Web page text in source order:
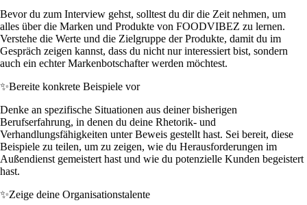
Bevor du zum Interview gehst, solltest du dir die Zeit nehmen, um
alles über die Marken und Produkte von FOODVIBEZ zu lernen.
Verstehe die Werte und die Zielgruppe der Produkte, damit du im
Gespräch zeigen kannst, dass du nicht nur interessiert bist, sondern
auch ein echter Markenbotschafter werden möchtest.
✨Bereite konkrete Beispiele vor
Denke an spezifische Situationen aus deiner bisherigen
Berufserfahrung, in denen du deine Rhetorik- und
Verhandlungsfähigkeiten unter Beweis gestellt hast. Sei bereit, diese
Beispiele zu teilen, um zu zeigen, wie du Herausforderungen im
Außendienst gemeistert hast und wie du potenzielle Kunden begeistert
hast.
✨Zeige deine Organisationstalente